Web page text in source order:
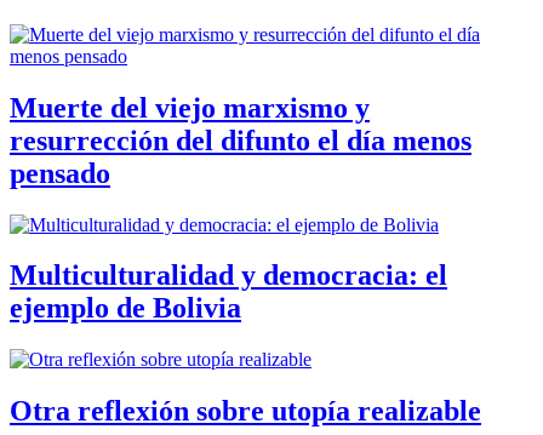
Muerte del viejo marxismo y
resurrección del difunto el día menos
pensado
Multiculturalidad y democracia: el
ejemplo de Bolivia
Otra reflexión sobre utopía realizable